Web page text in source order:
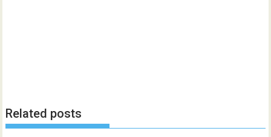
Related posts